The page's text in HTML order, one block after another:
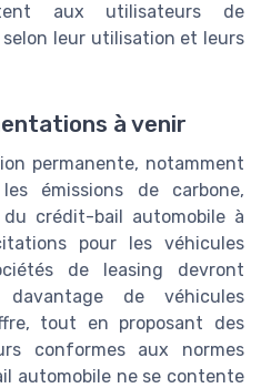
aux utilisateurs de
leur utilisation et leurs
à venir
permanente, notamment
émissions de carbone,
crédit-bail automobile à
pour les véhicules
de leasing devront
de véhicules
tout en proposant des
conformes aux normes
automobile ne se contente